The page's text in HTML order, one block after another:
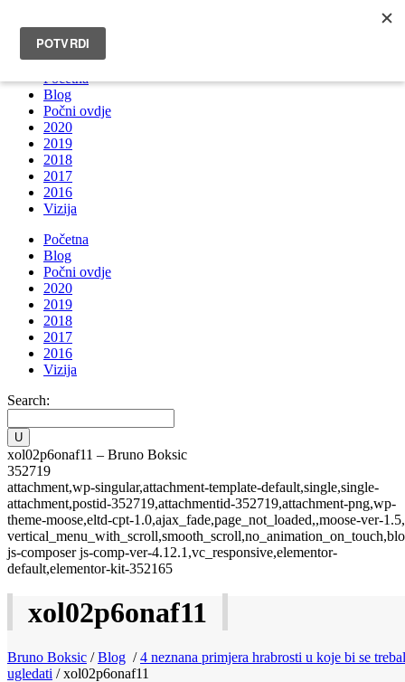
INFO@BRUNOBOKSIC.COM
Početna
Blog
Počni ovdje
2020
2019
2018
2017
2016
Vizija
Početna
Blog
Počni ovdje
2020
2019
2018
2017
2016
Vizija
Search:
xol02p6onaf11 – Bruno Boksic
352719
attachment,wp-singular,attachment-template-default,single,single-
attachment,postid-352719,attachmentid-352719,attachment-png,wp-
theme-moose,eltd-cpt-1.0,ajax_fade,page_not_loaded,,moose-ver-1.5,
js-composer js-comp-ver-4.12.1,vc_responsive,elementor-
default,elementor-kit-352165
xol02p6onaf11
Bruno Boksic /Blog /4 neznana primjera hrabrosti u koje bi se
ugledati /xol02p6onaf11